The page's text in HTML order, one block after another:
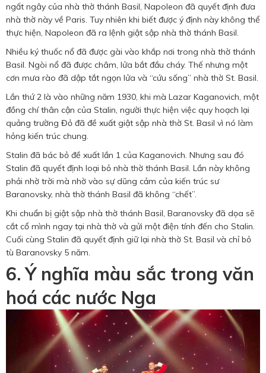
ngất ngây của nhà thờ thánh Basil, Napoleon đã quyết định đưa
nhà thờ này về Paris. Tuy nhiên khi biết được ý định này không thể
thực hiện, Napoleon đã ra lệnh giật sập nhà thờ thánh Basil.
Nhiều ký thuốc nổ đã được gài vào khắp nơi trong nhà thờ thánh
Basil. Ngòi nổ đã được châm, lửa bắt đầu cháy. Thế nhưng một
cơn mưa rào đã dập tắt ngọn lửa và “cứu sống” nhà thờ St. Basil.
Lần thứ 2 là vào những năm 1930, khi mà Lazar Kaganovich, một
đồng chí thân cận của Stalin, người thực hiện việc quy hoạch lại
quảng trường Đỏ đã đề xuất giật sập nhà thờ St. Basil vì nó làm
hỏng kiến trúc chung.
Stalin đã bác bỏ đề xuất lần 1 của Kaganovich. Nhưng sau đó
Stalin đã quyết định loại bỏ nhà thờ thánh Basil. Lần này không
phải nhờ trời mà nhờ vào sự dũng cảm của kiến trúc sư
Baranovsky, nhà thờ thánh Basil đã không “chết”.
Khi chuẩn bị giật sập nhà thờ thánh Basil, Baranovsky đã dọa sẽ
cắt cổ mình ngay tại nhà thờ và gửi một điện tính đến cho Stalin.
Cuối cùng Stalin đã quyết định giữ lại nhà thờ St. Basil và chỉ bỏ
tù Baranovsky 5 năm.
6. Ý nghĩa màu sắc trong văn
hoá các nước Nga